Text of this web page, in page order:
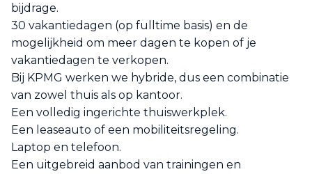
bijdrage.
30 vakantiedagen (op fulltime basis) en de
mogelijkheid om meer dagen te kopen of je
vakantiedagen te verkopen.
Bij KPMG werken we hybride, dus een combinatie
van zowel thuis als op kantoor.
Een volledig ingerichte thuiswerkplek.
Een leaseauto of een mobiliteitsregeling.
Laptop en telefoon.
Een uitgebreid aanbod van trainingen en